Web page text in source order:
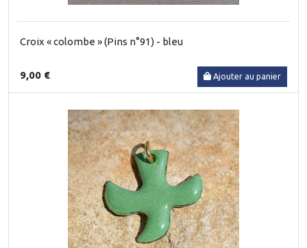
Croix « colombe » (Pins n°91) - bleu
9,00 € Ajouter au panier